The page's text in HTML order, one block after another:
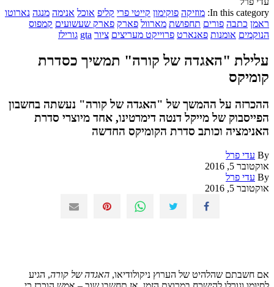
In this category: מוזיקה פוקימון קייטי פרי קליפ אוכל אנימה מנגה נארוטו
ראמן כתבה פורים תחפושת מארוול פארק פארק שעשועים קמפוס
הנוקמים אומנות פאנארט פרוייקט מעריצים ציור gta גורילז
עלילת "האגדה של קורה" תמשיך כסדרת
קומיקס
ההכרזה על ההמשך של "האגדה של קורה" נעשתה בחשבון
הפייסבוק של מייקל דנטה דימרטינו, אחד מיוצרי סדרת
האנימציה וכותב סדרת הקומיקס החדשה
By עדי פרל
אוקטובר 5, 2016
By עדי פרל
אוקטובר 5, 2016
אם חשבתם שהלהיט של הערוץ ניקולודיאו, האגדה של קורה, הגיע